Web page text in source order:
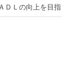
ＤＬの向上を目指